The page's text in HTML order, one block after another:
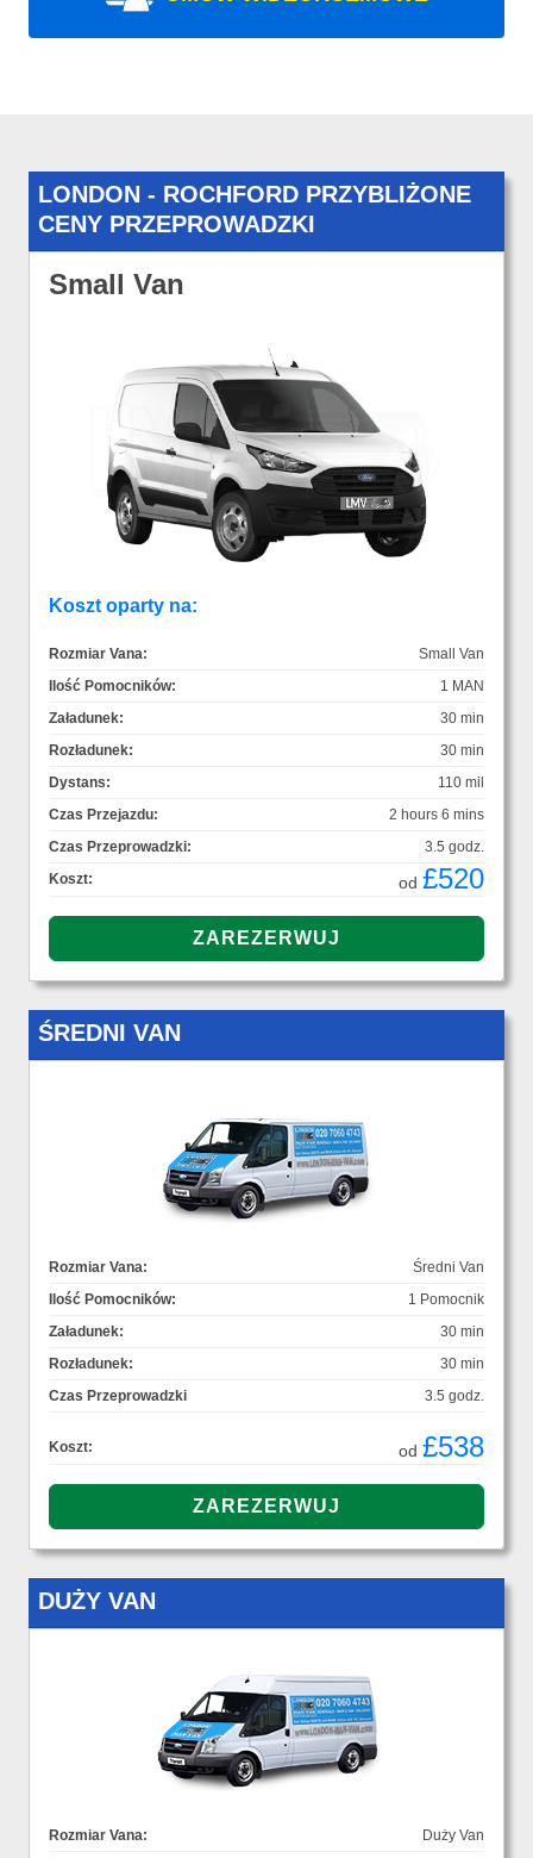
LONDON - ROCHFORD PRZYBLIŻONE
CENY PRZEPROWADZKI
Small Van
Koszt oparty na:
Rozmiar Vana:
Small Van
Ilość Pomocników:
1 MAN
Załadunek:
30 min
Rozładunek:
30 min
Dystans:
110 mil
Czas Przejazdu:
2 hours 6 mins
Czas Przeprowadzki:
3.5 godz.
Koszt:
od £520
ŚREDNI VAN
Rozmiar Vana:
Średni Van
Ilość Pomocników:
1 Pomocnik
Załadunek:
30 min
Rozładunek:
30 min
Czas Przeprowadzki
3.5 godz.
Koszt: od £538
DUŻY VAN
Rozmiar Vana:
Duży Van